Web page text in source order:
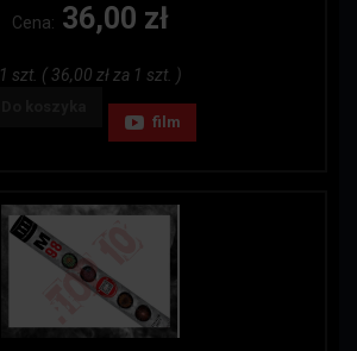
Cena: 36,00 zł
1 szt. ( 36,00 zł za 1 szt. )
film